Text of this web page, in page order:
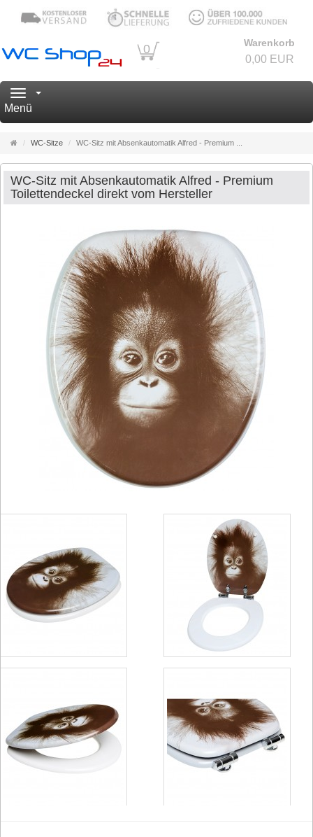
0 Warenkorb
0,00 EUR
Navigation
Menü
Startseite
WC-Sitze WC-Sitz mit Absenkautomatik Alfred - Premium ...
WC-Sitz mit Absenkautomatik Alfred - Premium
Toilettendeckel direkt vom Hersteller